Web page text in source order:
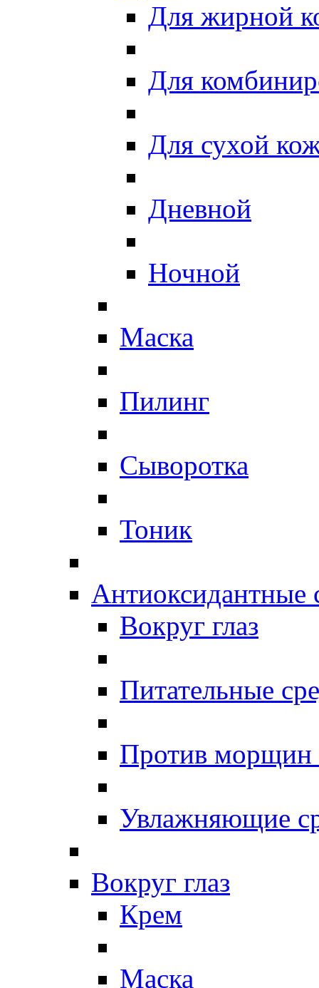
Для жирной
Для
Для сухой
Дневной
Ночной
Маска
Пилинг
Сыворотка
Тоник
Антиоксидантные
Вокруг глаз
Питательные
Против
Увлажняющие
Вокруг глаз
Крем
Маска